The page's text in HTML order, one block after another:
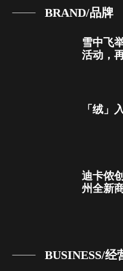
BRAND/品牌
雪中飞
活动，
「绒」
迪卡侬
州全新
BUSINESS/经